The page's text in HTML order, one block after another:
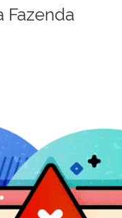
navegação
Fazenda